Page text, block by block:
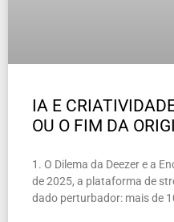
IA E
OU O FIM DA
1. O Dilema da Deezer e a
de 2025, a plataforma de
dado perturbador: mais de